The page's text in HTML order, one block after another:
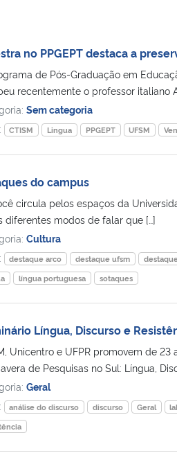
no PPGEPT destaca a
de Pós-Graduação em
recentemente o professor italiano
Sem categoria
CTISM Lingua PPGEPT UFSM
do campus
circula pelos espaços da
diferentes modos de falar que […]
Cultura
destaque arco destaque ufsm
língua portuguesa sotaques
Língua, Discurso e
Unicentro e UFPR promovem de
de Pesquisas no Sul: Língua,
Geral
análise do discurso discurso Geral